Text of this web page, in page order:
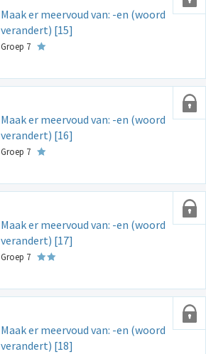
Maak er meervoud van: -en (woord
verandert) [15]
Groep 7
Maak er meervoud van: -en (woord
verandert) [16]
Groep 7
Maak er meervoud van: -en (woord
verandert) [17]
Groep 7
Maak er meervoud van: -en (woord
verandert) [18]